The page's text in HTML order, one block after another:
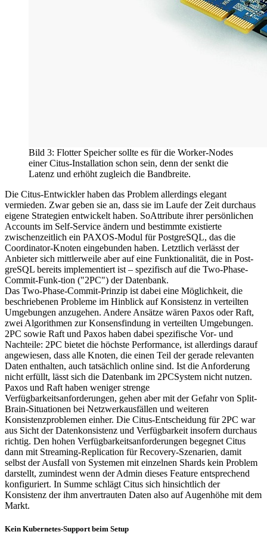
Bild 3: Flotter Speicher sollte es für die Worker-Nodes
einer Citus-Installation schon sein, denn der senkt die
Latenz und erhöht zugleich die Bandbreite.
Die Citus-Entwickler haben das Problem allerdings elegant
vermieden. Zwar geben sie an, dass sie im Laufe der Zeit durchaus
eigene Strategien entwickelt haben. SoAttribute ihrer persönlichen
Accounts im Self-Service ändern und bestimmte existierte
zwischenzeitlich ein PAXOS-Modul für PostgreSQL, das die
Coordinator-Knoten eingebunden haben. Letztlich verlässt der
Anbieter sich mittlerweile aber auf eine Funktionalität, die in Post-
greSQL bereits implementiert ist – spezifisch auf die Two-Phase-
Commit-Funk-tion ("2PC") der Datenbank.
Das Two-Phase-Commit-Prinzip ist dabei eine Möglichkeit, die
beschriebenen Probleme im Hinblick auf Konsistenz in verteilten
Umgebungen anzugehen. Andere Ansätze wären Paxos oder Raft,
zwei Algorithmen zur Konsensfindung in verteilten Umgebungen.
2PC sowie Raft und Paxos haben dabei spezifische Vor- und
Nachteile: 2PC bietet die höchste Performance, ist allerdings darauf
angewiesen, dass alle Knoten, die einen Teil der gerade relevanten
Daten enthalten, auch tatsächlich online sind. Ist die Anforderung
nicht erfüllt, lässt sich die Datenbank im 2PCSystem nicht nutzen.
Paxos und Raft haben weniger strenge
Verfügbarkeitsanforderungen, gehen aber mit der Gefahr von Split-
Brain-Situationen bei Netzwerkausfällen und weiteren
Konsistenzproblemen einher. Die Citus-Entscheidung für 2PC war
aus Sicht der Datenkonsistenz und Verfügbarkeit insofern durchaus
richtig. Den hohen Verfügbarkeitsanforderungen begegnet Citus
dann mit Streaming-Replication für Recovery-Szenarien, damit
selbst der Ausfall von Systemen mit einzelnen Shards kein Problem
darstellt, zumindest wenn der Admin dieses Feature entsprechend
konfiguriert. In Summe schlägt Citus sich hinsichtlich der
Konsistenz der ihm anvertrauten Daten also auf Augenhöhe mit dem
Markt.
Kein Kubernetes-Support beim Setup